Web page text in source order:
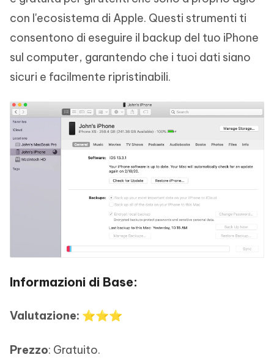
con l'ecosistema di Apple. Questi strumenti ti
consentono di eseguire il backup del tuo iPhone
sul computer, garantendo che i tuoi dati siano
sicuri e facilmente ripristinabili.
Informazioni di Base:
Valutazione: ⭐⭐⭐
Prezzo: Gratuito.